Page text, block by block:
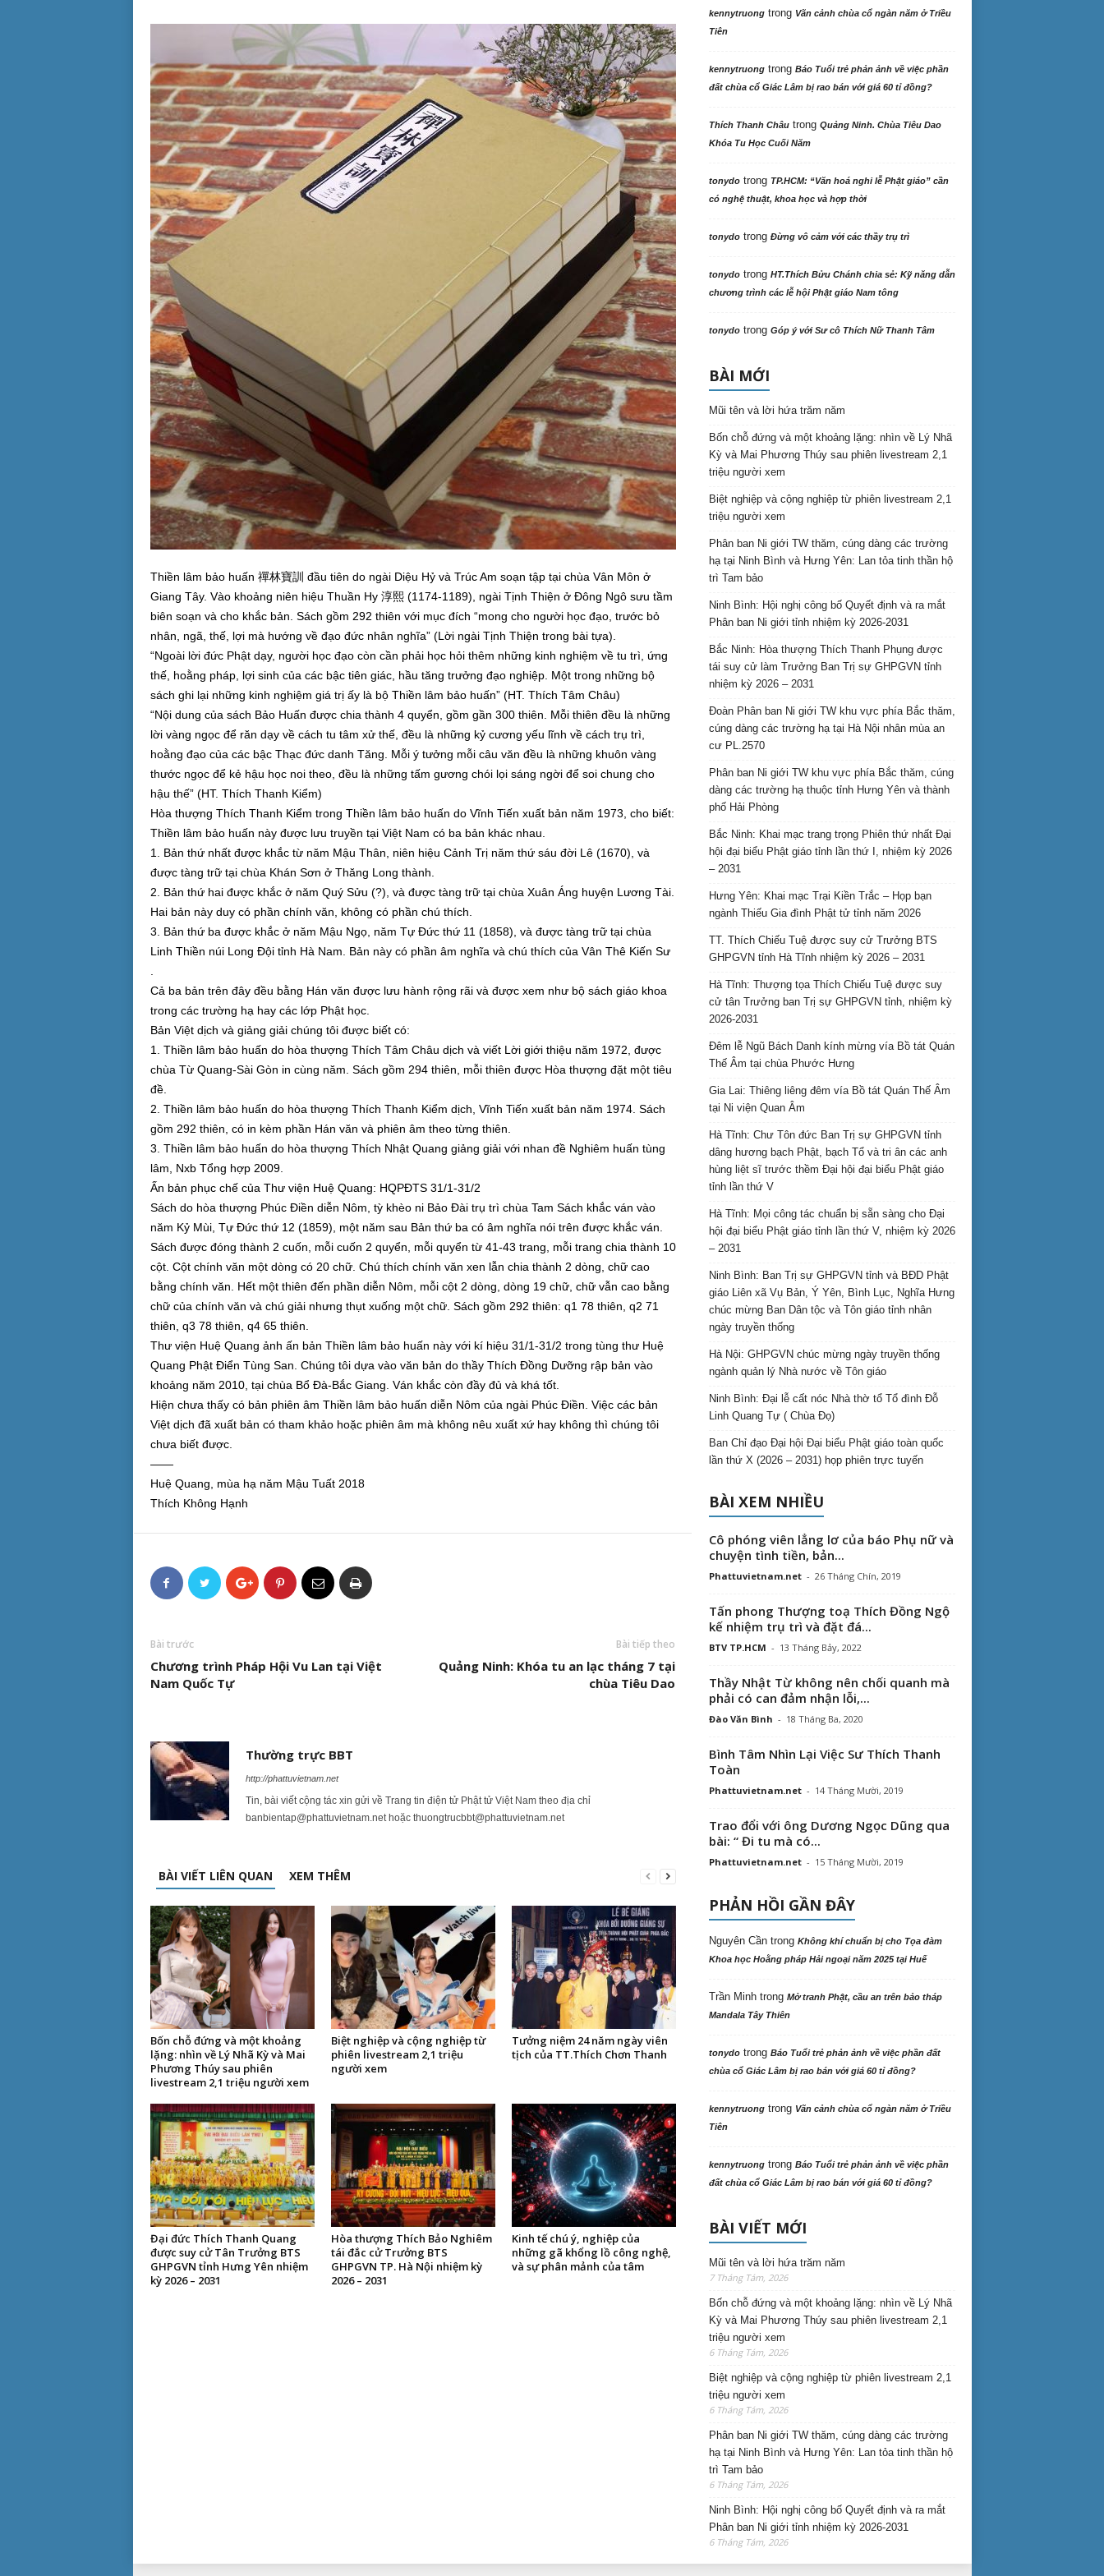
Thiền lâm bảo huấn 禪林寶訓 đầu tiên do ngài Diệu Hỷ và Trúc Am soạn tập tại chùa Vân Môn ở
Giang Tây. Vào khoảng niên hiệu Thuần Hy 淳熙 (1174-1189), ngài Tịnh Thiện ở Đông Ngô sưu tầm
biên soạn và cho khắc bản. Sách gồm 292 thiên với mục đích “mong cho người học đạo, trước bỏ
nhân, ngã, thế, lợi mà hướng về đạo đức nhân nghĩa” (Lời ngài Tịnh Thiện trong bài tựa).
“Ngoài lời đức Phật dạy, người học đạo còn cần phải học hỏi thêm những kinh nghiệm về tu trì, ứng
thế, hoằng pháp, lợi sinh của các bậc tiên giác, hầu tăng trưởng đạo nghiệp. Một trong những bộ
sách ghi lại những kinh nghiệm giá trị ấy là bộ Thiền lâm bảo huấn” (HT. Thích Tâm Châu)
“Nội dung của sách Bảo Huấn được chia thành 4 quyển, gồm gần 300 thiên. Mỗi thiên đều là những
lời vàng ngọc để răn dạy về cách tu tâm xử thế, đều là những kỷ cương yếu lĩnh về cách trụ trì,
hoằng đạo của các bậc Thạc đức danh Tăng. Mỗi ý tưởng mỗi câu văn đều là những khuôn vàng
thước ngọc để kẻ hậu học noi theo, đều là những tấm gương chói lọi sáng ngời để soi chung cho
hậu thế” (HT. Thích Thanh Kiểm)
Hòa thượng Thích Thanh Kiểm trong Thiền lâm bảo huấn do Vĩnh Tiến xuất bản năm 1973, cho biết:
Thiền lâm bảo huấn này được lưu truyền tại Việt Nam có ba bản khác nhau.
1. Bản thứ nhất được khắc từ năm Mậu Thân, niên hiệu Cảnh Trị năm thứ sáu đời Lê (1670), và
được tàng trữ tại chùa Khán Sơn ở Thăng Long thành.
2. Bản thứ hai được khắc ở năm Quý Sửu (?), và được tàng trữ tại chùa Xuân Áng huyện Lương Tài.
Hai bản này duy có phần chính văn, không có phần chú thích.
3. Bản thứ ba được khắc ở năm Mậu Ngọ, năm Tự Đức thứ 11 (1858), và được tàng trữ tại chùa
Linh Thiền núi Long Đội tỉnh Hà Nam. Bản này có phần âm nghĩa và chú thích của Vân Thê Kiến Sư
Cả ba bản trên đây đều bằng Hán văn được lưu hành rộng rãi và được xem như bộ sách giáo khoa
trong các trường hạ hay các lớp Phật học.
Bản Việt dịch và giảng giải chúng tôi được biết có:
1. Thiền lâm bảo huấn do hòa thượng Thích Tâm Châu dịch và viết Lời giới thiệu năm 1972, được
chùa Từ Quang-Sài Gòn in cùng năm. Sách gồm 294 thiên, mỗi thiên được Hòa thượng đặt một tiêu
đề.
2. Thiền lâm bảo huấn do hòa thượng Thích Thanh Kiểm dịch, Vĩnh Tiến xuất bản năm 1974. Sách
gồm 292 thiên, có in kèm phần Hán văn và phiên âm theo từng thiên.
3. Thiền lâm bảo huấn do hòa thượng Thích Nhật Quang giảng giải với nhan đề Nghiêm huấn tùng
lâm, Nxb Tổng hợp 2009.
Ấn bản phục chế của Thư viện Huệ Quang: HQPĐTS 31/1-31/2
Sách do hòa thượng Phúc Điền diễn Nôm, tỳ khèo ni Bảo Đài trụ trì chùa Tam Sách khắc ván vào
năm Kỷ Mùi, Tự Đức thứ 12 (1859), một năm sau Bản thứ ba có âm nghĩa nói trên được khắc ván.
Sách được đóng thành 2 cuốn, mỗi cuốn 2 quyển, mỗi quyển từ 41-43 trang, mỗi trang chia thành 10
cột. Cột chính văn một dòng có 20 chữ. Chú thích chính văn xen lẫn chia thành 2 dòng, chữ cao
bằng chính văn. Hết một thiên đến phần diễn Nôm, mỗi cột 2 dòng, dòng 19 chữ, chữ vẫn cao bằng
chữ của chính văn và chú giải nhưng thụt xuống một chữ. Sách gồm 292 thiên: q1 78 thiên, q2 71
thiên, q3 78 thiên, q4 65 thiên.
Thư viện Huệ Quang ảnh ấn bản Thiền lâm bảo huấn này với kí hiệu 31/1-31/2 trong tùng thư Huệ
Quang Phật Điển Tùng San. Chúng tôi dựa vào văn bản do thầy Thích Đồng Dưỡng rập bản vào
khoảng năm 2010, tại chùa Bổ Đà-Bắc Giang. Ván khắc còn đầy đủ và khá tốt.
Hiện chưa thấy có bản phiên âm Thiền lâm bảo huấn diễn Nôm của ngài Phúc Điền. Việc các bản
Việt dịch đã xuất bản có tham khảo hoặc phiên âm mà không nêu xuất xứ hay không thì chúng tôi
chưa biết được.
——
Huệ Quang, mùa hạ năm Mậu Tuất 2018
Thích Không Hạnh
Bài trước
Chương trình Pháp Hội Vu Lan tại Việt
Nam Quốc Tự
Bài tiếp theo
Quảng Ninh: Khóa tu an lạc tháng 7 tại
chùa Tiêu Dao
Thường trực BBT
http://phattuvietnam.net
Tin, bài viết cộng tác xin gửi về Trang tin điện tử Phật tử Việt Nam theo địa chỉ
banbientap@phattuvietnam.nethoặc thuongtrucbbt@phattuvietnam.net
BÀI VIẾT LIÊN QUAN XEM THÊM
Bốn chỗ đứng và một khoảng
lặng: nhìn về Lý Nhã Kỳ và Mai
Phương Thúy sau phiên
livestream 2,1 triệu người xem
Biệt nghiệp và cộng nghiệp từ
phiên livestream 2,1 triệu
người xem
Tưởng niệm 24 năm ngày viên
tịch của TT.Thích Chơn Thanh
Đại đức Thích Thanh Quang
được suy cử Tân Trưởng BTS
GHPGVN tỉnh Hưng Yên nhiệm
kỳ 2026 – 2031
Hòa thượng Thích Bảo Nghiêm
tái đắc cử Trưởng BTS
GHPGVN TP. Hà Nội nhiệm kỳ
2026 – 2031
Kinh tế chú ý, nghiệp của
những gã khổng lồ công nghệ,
và sự phân mảnh của tâm
kennytruongtrong Vãn cảnh chùa cổ ngàn năm ở Triều
Tiên
kennytruongtrong Báo Tuổi trẻ phản ảnh về việc phần
đất chùa cổ Giác Lâm bị rao bán với giá 60 tỉ đồng?
Thích Thanh Châutrong Quảng Ninh. Chùa Tiêu Dao
Khóa Tu Học Cuối Năm
tonydotrong TP.HCM: “Văn hoá nghi lễ Phật giáo” cần
có nghệ thuật, khoa học và hợp thời
tonydotrong Đừng vô cảm với các thầy trụ trì
tonydotrong HT.Thích Bửu Chánh chia sẻ: Kỹ năng dẫn
chương trình các lễ hội Phật giáo Nam tông
tonydotrong Góp ý với Sư cô Thích Nữ Thanh Tâm
BÀI MỚI
Mũi tên và lời hứa trăm năm
Bốn chỗ đứng và một khoảng lặng: nhìn về Lý Nhã
Kỳ và Mai Phương Thúy sau phiên livestream 2,1
triệu người xem
Biệt nghiệp và cộng nghiệp từ phiên livestream 2,1
triệu người xem
Phân ban Ni giới TW thăm, cúng dàng các trường
hạ tại Ninh Bình và Hưng Yên: Lan tỏa tinh thần hộ
trì Tam bảo
Ninh Bình: Hội nghị công bố Quyết định và ra mắt
Phân ban Ni giới tỉnh nhiệm kỳ 2026-2031
Bắc Ninh: Hòa thượng Thích Thanh Phụng được
tái suy cử làm Trưởng Ban Trị sự GHPGVN tỉnh
nhiệm kỳ 2026 – 2031
Đoàn Phân ban Ni giới TW khu vực phía Bắc thăm,
cúng dàng các trường hạ tại Hà Nội nhân mùa an
cư PL.2570
Phân ban Ni giới TW khu vực phía Bắc thăm, cúng
dàng các trường hạ thuộc tỉnh Hưng Yên và thành
phố Hải Phòng
Bắc Ninh: Khai mạc trang trọng Phiên thứ nhất Đại
hội đại biểu Phật giáo tỉnh lần thứ I, nhiệm kỳ 2026
– 2031
Hưng Yên: Khai mạc Trại Kiền Trắc – Họp bạn
ngành Thiếu Gia đình Phật tử tỉnh năm 2026
TT. Thích Chiếu Tuệ được suy cử Trưởng BTS
GHPGVN tỉnh Hà Tĩnh nhiệm kỳ 2026 – 2031
Hà Tĩnh: Thượng tọa Thích Chiếu Tuệ được suy
cử tân Trưởng ban Trị sự GHPGVN tỉnh, nhiệm kỳ
2026-2031
Đêm lễ Ngũ Bách Danh kính mừng vía Bồ tát Quán
Thế Âm tại chùa Phước Hưng
Gia Lai: Thiêng liêng đêm vía Bồ tát Quán Thế Âm
tại Ni viện Quan Âm
Hà Tĩnh: Chư Tôn đức Ban Trị sự GHPGVN tỉnh
dâng hương bạch Phật, bạch Tổ và tri ân các anh
hùng liệt sĩ trước thềm Đại hội đại biểu Phật giáo
tỉnh lần thứ V
Hà Tĩnh: Mọi công tác chuẩn bị sẵn sàng cho Đại
hội đại biểu Phật giáo tỉnh lần thứ V, nhiệm kỳ 2026
– 2031
Ninh Bình: Ban Trị sự GHPGVN tỉnh và BĐD Phật
giáo Liên xã Vụ Bản, Ý Yên, Bình Lục, Nghĩa Hưng
chúc mừng Ban Dân tộc và Tôn giáo tỉnh nhân
ngày truyền thống
Hà Nội: GHPGVN chúc mừng ngày truyền thống
ngành quản lý Nhà nước về Tôn giáo
Ninh Bình: Đại lễ cất nóc Nhà thờ tổ Tổ đình Đỗ
Linh Quang Tự ( Chùa Đọ)
Ban Chỉ đạo Đại hội Đại biểu Phật giáo toàn quốc
lần thứ X (2026 – 2031) họp phiên trực tuyến
BÀI XEM NHIỀU
Cô phóng viên lẳng lơ của báo Phụ nữ và
chuyện tình tiền, bản...
Phattuvietnam.net - 26 Tháng Chín, 2019
Tấn phong Thượng toạ Thích Đồng Ngộ
kế nhiệm trụ trì và đặt đá...
BTV TP.HCM - 13 Tháng Bảy, 2022
Thầy Nhật Từ không nên chối quanh mà
phải có can đảm nhận lỗi,...
Đào Văn Bình - 18 Tháng Ba, 2020
Bình Tâm Nhìn Lại Việc Sư Thích Thanh
Toàn
Phattuvietnam.net - 14 Tháng Mười, 2019
Trao đổi với ông Dương Ngọc Dũng qua
bài: “ Đi tu mà có...
Phattuvietnam.net - 15 Tháng Mười, 2019
PHẢN HỒI GẦN ĐÂY
Nguyên Cầntrong Không khí chuẩn bị cho Tọa đàm
Khoa học Hoằng pháp Hải ngoại năm 2025 tại Huế
Trần Minhtrong Mở tranh Phật, cầu an trên bảo tháp
Mandala Tây Thiên
tonydotrong Báo Tuổi trẻ phản ảnh về việc phần đất
chùa cổ Giác Lâm bị rao bán với giá 60 tỉ đồng?
kennytruongtrong Vãn cảnh chùa cổ ngàn năm ở Triều
Tiên
kennytruongtrong Báo Tuổi trẻ phản ảnh về việc phần
đất chùa cổ Giác Lâm bị rao bán với giá 60 tỉ đồng?
BÀI VIẾT MỚI
Mũi tên và lời hứa trăm năm
7 Tháng Tám, 2026
Bốn chỗ đứng và một khoảng lặng: nhìn về Lý Nhã
Kỳ và Mai Phương Thúy sau phiên livestream 2,1
triệu người xem
6 Tháng Tám, 2026
Biệt nghiệp và cộng nghiệp từ phiên livestream 2,1
triệu người xem
6 Tháng Tám, 2026
Phân ban Ni giới TW thăm, cúng dàng các trường
hạ tại Ninh Bình và Hưng Yên: Lan tỏa tinh thần hộ
trì Tam bảo
6 Tháng Tám, 2026
Ninh Bình: Hội nghị công bố Quyết định và ra mắt
Phân ban Ni giới tỉnh nhiệm kỳ 2026-2031
6 Tháng Tám, 2026